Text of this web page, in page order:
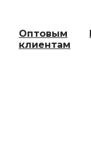
Оптовым
клиентам